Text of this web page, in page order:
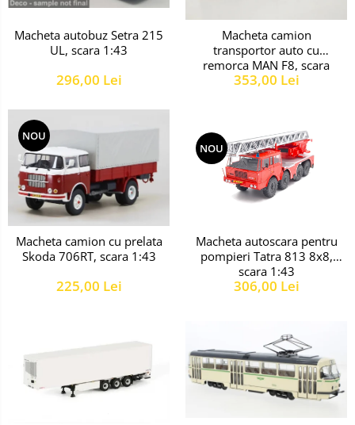
Machete autobuze
autoturisme
Machete autoturisme clasice
Machete autoturisme de
interventie
Machete autoturisme moderne
Machete motorsport
Accesorii machete
Macheta autobuz Setra 215
UL, scara 1:43
296,00 Lei
Macheta camion
transportor auto cu
remorca MAN F8, scara
1:43
353,00 Lei
NOU
Macheta camion cu prelata
Skoda 706RT, scara 1:43
225,00 Lei
NOU
Macheta autoscara pentru
pompieri Tatra 813 8x8,
scara 1:43
306,00 Lei